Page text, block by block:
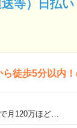
等）日払
徒歩5分以内！
月120万ほど…